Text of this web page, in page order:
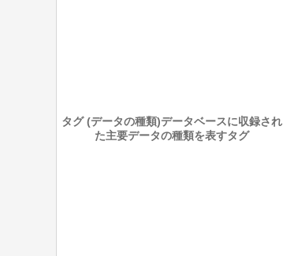
タグ (データの種類)データベースに収録され
た主要データの種類を表すタグ